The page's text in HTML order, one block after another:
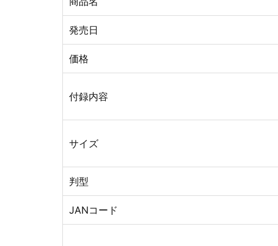
発売日
価格
付録内容
サイズ
判型
JANコード